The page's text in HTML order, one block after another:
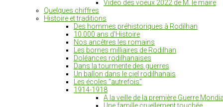
Video des voeux 2022 de M. le maire
Quelques chiffres
Histoire et traditions
Des hommes préhistoriques à Rodilhan
10.000 ans d'Histoire
Nos ancêtres les romains
Les bornes milliaires de Rodilhan
Doléances rodilhanaises
Dans la tourmente des guerres
Un ballon dans le ciel rodilhanais
Les écoles "autrefois"
1914-1918
A la veille de la première Guerre